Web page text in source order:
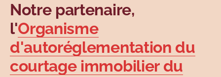
Notre partenaire,
l'Organisme
d'autoréglementation du
courtage immobilier du